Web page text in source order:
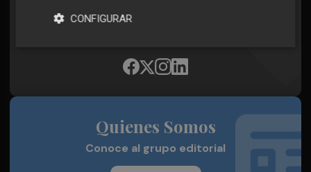
Síguenos en redes
Quienes Somos
Conoce al grupo editorial
CONFIGURAR